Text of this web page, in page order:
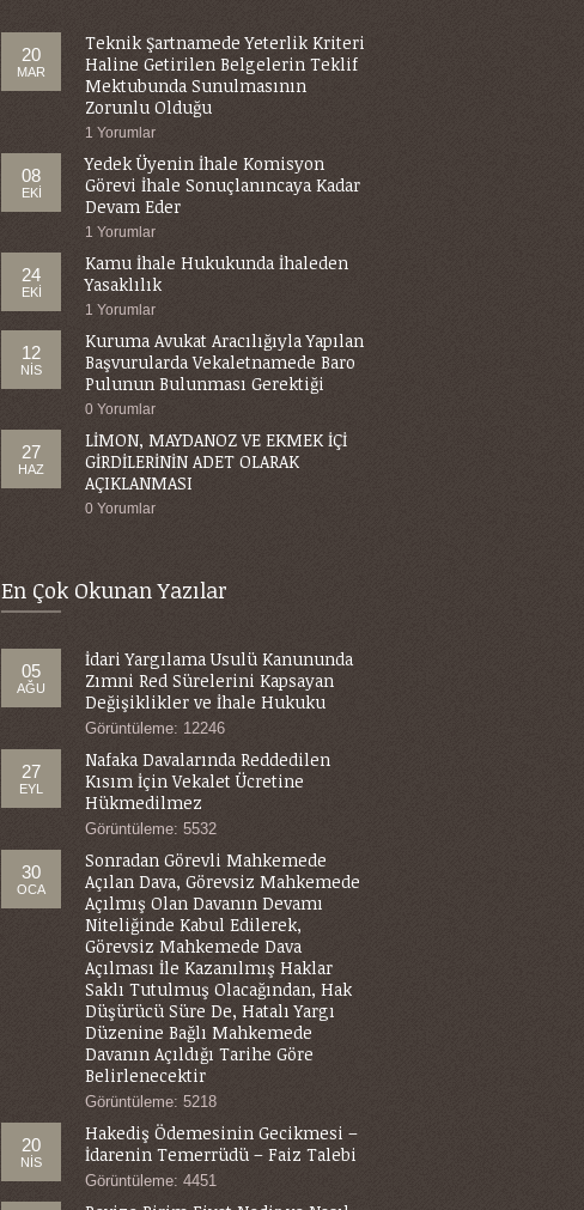
20
MAR
Teknik Şartnamede Yeterlik Kriteri
Haline Getirilen Belgelerin Teklif
Mektubunda Sunulmasının
Zorunlu Olduğu
1 Yorumlar
08
EKI
Yedek Üyenin İhale Komisyon
Görevi İhale Sonuçlanıncaya Kadar
Devam Eder
1 Yorumlar
24
EKI
Kamu İhale Hukukunda İhaleden
Yasaklılık
1 Yorumlar
12
NIS
Kuruma Avukat Aracılığıyla Yapılan
Başvurularda Vekaletnamede Baro
Pulunun Bulunması Gerektiği
0 Yorumlar
27
HAZ
LİMON, MAYDANOZ VE EKMEK İÇİ
GİRDİLERİNİN ADET OLARAK
AÇIKLANMASI
0 Yorumlar
En Çok Okunan Yazılar
05
AĞU
İdari Yargılama Usulü Kanununda
Zımni Red Sürelerini Kapsayan
Değişiklikler ve İhale Hukuku
Görüntüleme: 12246
27
EYL
Nafaka Davalarında Reddedilen
Kısım İçin Vekalet Ücretine
Hükmedilmez
Görüntüleme: 5532
30
OCA
Sonradan Görevli Mahkemede
Açılan Dava, Görevsiz Mahkemede
Açılmış Olan Davanın Devamı
Niteliğinde Kabul Edilerek,
Görevsiz Mahkemede Dava
Açılması İle Kazanılmış Haklar
Saklı Tutulmuş Olacağından, Hak
Düşürücü Süre De, Hatalı Yargı
Düzenine Bağlı Mahkemede
Davanın Açıldığı Tarihe Göre
Belirlenecektir
Görüntüleme: 5218
20
NIS
Hakediş Ödemesinin Gecikmesi –
İdarenin Temerrüdü – Faiz Talebi
Görüntüleme: 4451